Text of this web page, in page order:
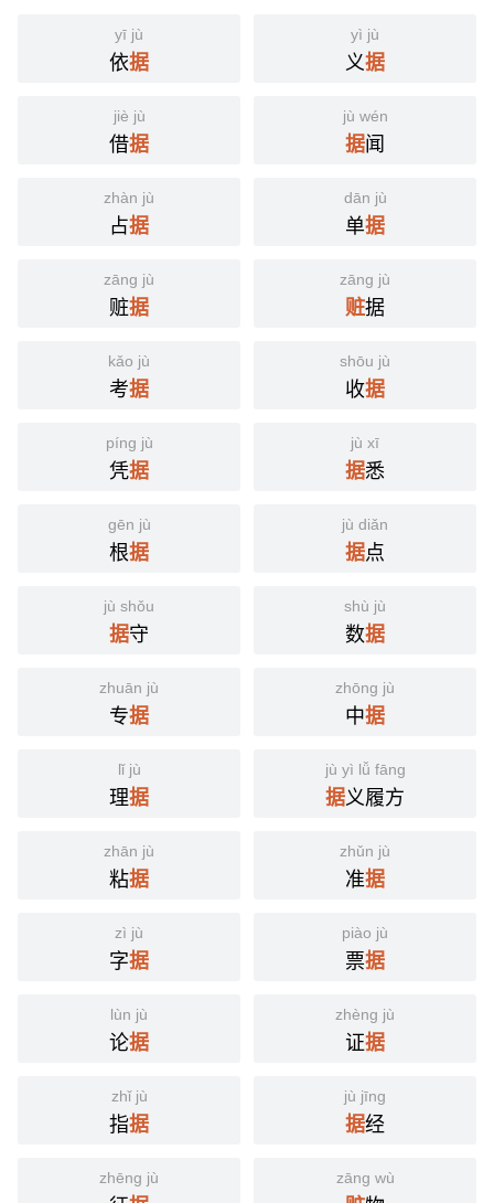
yī jù
依据
yì jù
义据
jiè jù
借据
jù wén
据闻
zhàn jù
占据
dān jù
单据
zāng jù
赃据
zāng jù
赃据
kǎo jù
考据
shōu jù
收据
píng jù
凭据
jù xī
据悉
gēn jù
根据
jù diǎn
据点
jù shǒu
据守
shù jù
数据
zhuān jù
专据
zhōng jù
中据
lǐ jù
理据
jù yì lǚ fāng
据义履方
zhān jù
粘据
zhǔn jù
准据
zì jù
字据
piào jù
票据
lùn jù
论据
zhèng jù
证据
zhǐ jù
指据
jù jīng
据经
zhēng jù zāng wù